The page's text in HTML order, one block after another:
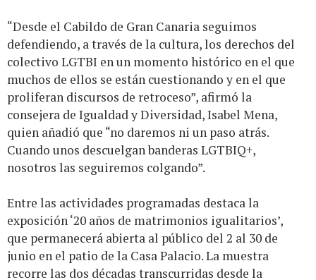
“Desde el Cabildo de Gran Canaria seguimos
defendiendo, a través de la cultura, los derechos del
colectivo LGTBI en un momento histórico en el que
muchos de ellos se están cuestionando y en el que
proliferan discursos de retroceso”, afirmó la
consejera de Igualdad y Diversidad, Isabel Mena,
quien añadió que “no daremos ni un paso atrás.
Cuando unos descuelgan banderas LGTBIQ+,
nosotros las seguiremos colgando”.
Entre las actividades programadas destaca la
exposición ‘20 años de matrimonios igualitarios’,
que permanecerá abierta al público del 2 al 30 de
junio en el patio de la Casa Palacio. La muestra
recorre las dos décadas transcurridas desde la